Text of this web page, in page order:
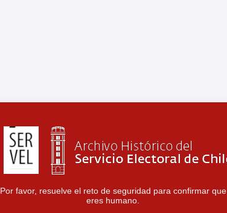
Por favor, resuelve el reto de seguridad para confirmar que
eres humano.